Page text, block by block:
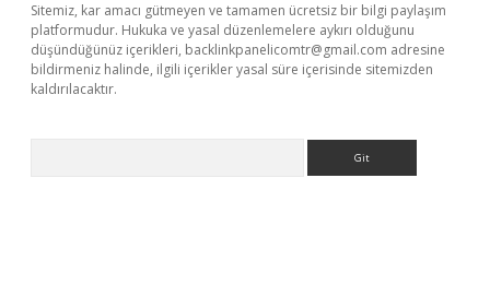
Sitemiz, kar amacı gütmeyen ve tamamen ücretsiz bir bilgi paylaşım
platformudur. Hukuka ve yasal düzenlemelere aykırı olduğunu
düşündüğünüz içerikleri, backlinkpanelicomtr@gmail.com adresine
bildirmeniz halinde, ilgili içerikler yasal süre içerisinde sitemizden
kaldırılacaktır.